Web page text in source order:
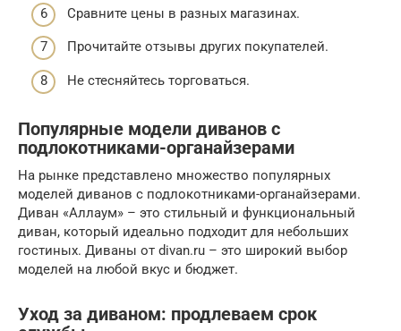
Сравните цены в разных магазинах.
Прочитайте отзывы других покупателей.
Не стесняйтесь торговаться.
Популярные модели диванов с
подлокотниками-органайзерами
На рынке представлено множество популярных
моделей диванов с подлокотниками-органайзерами.
Диван «Аллаум» – это стильный и функциональный
диван, который идеально подходит для небольших
гостиных. Диваны от divan.ru – это широкий выбор
моделей на любой вкус и бюджет.
Уход за диваном: продлеваем срок